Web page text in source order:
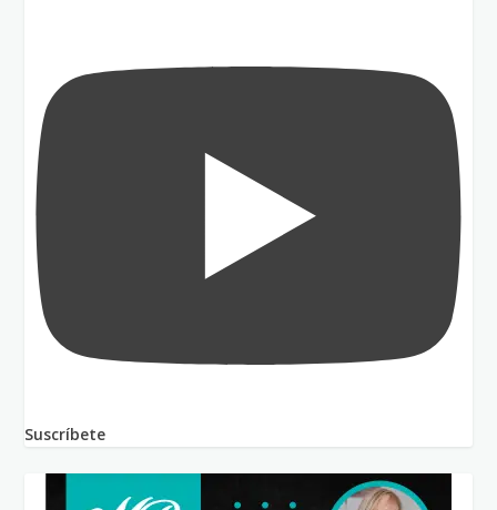
Suscríbete